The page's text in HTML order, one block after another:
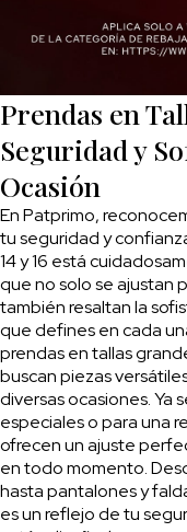
Prendas en
Seguridad y
Ocasión
En Patprimo,
tu seguridad y
14 y 16 está
que no solo se ajustan
también resaltan la
que defines en cada
prendas en tallas
buscan piezas
diversas ocasiones. Ya
especiales o para una
ofrecen un ajuste
en todo momento.
hasta pantalones y
es un reflejo de tu